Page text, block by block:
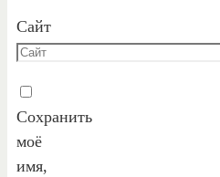
Сайт
Сохранить
моё
имя,